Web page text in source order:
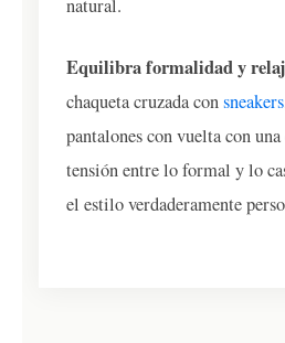
natural.
Equilibra formalidad y
chaqueta cruzada consneakers
pantalones con vuelta con
tensión entre lo formal y lo
el estilo verdaderamente